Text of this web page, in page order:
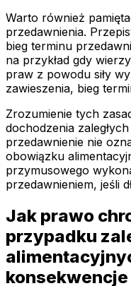
Warto również
przedawnienia.
bieg terminu
na przykład gdy
praw z powodu siły
zawieszenia, bieg
Zrozumienie tych
dochodzenia
przedawnienie nie
obowiązku
przymusowego
przedawnieniem, jeśli
Jak prawo
przypadku
konsekwencje